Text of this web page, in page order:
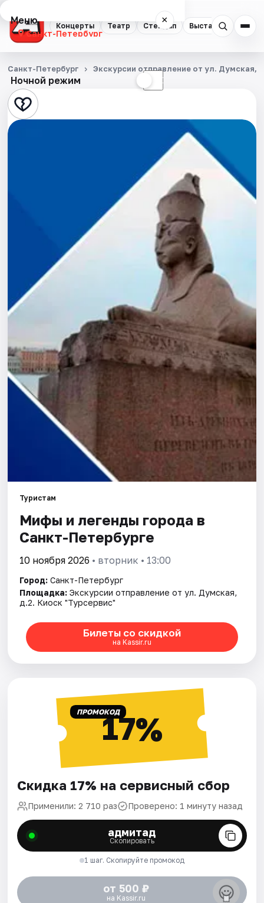
Концерты Театр Стендап Выставки
Меню ×
Санкт-Петербург
Концерты
Театр
Стендап
Города
Артисты
Рейтинги
Ночной режим ☾
Санкт-Петербург Экскурсии отправление от ул. Думская,
Туристам
Мифы и легенды города в
Санкт-Петербурге
10 ноября 2026 • вторник • 13:00
Город: Санкт-Петербург
Площадка: Экскурсии отправление от ул. Думская,
д.2. Киоск "Турсервис"
Билеты со скидкой
на Kassir.ru
ПРОМОКОД17%
Скидка 17% на сервисный сбор
Применили: 2 710 раз Проверено: 1 минуту назад
адмитад
Скопировать
1 шаг. Скопируйте промокод
от 500 ₽
на Kassir.ru